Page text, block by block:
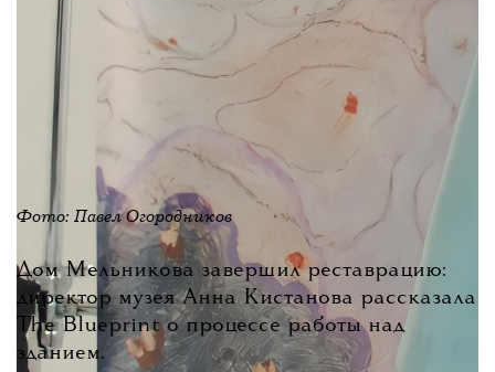
Фото: Павел Огородников
Дом Мельникова завершил реставрацию:
директор музея Анна Кистанова рассказала
The Blueprint о процессе работы над
зданием.